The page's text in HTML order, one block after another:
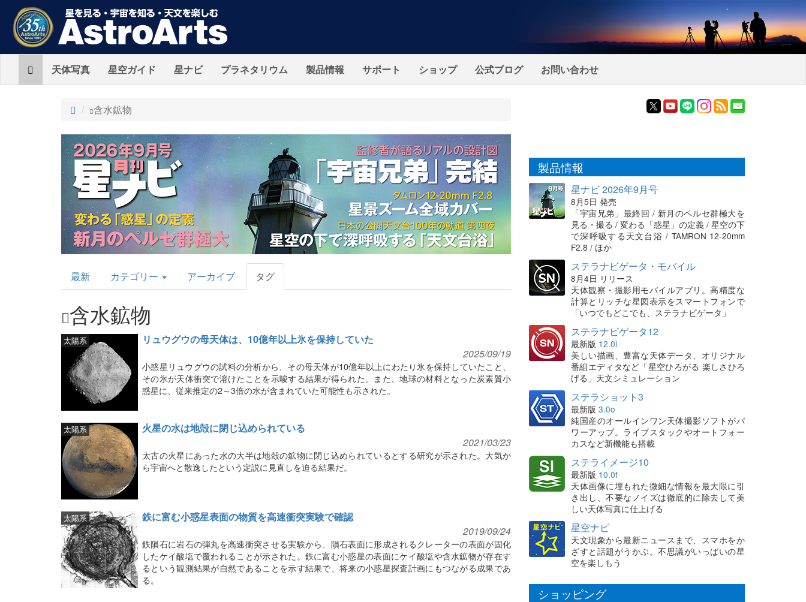
Home天体写真 星空ガイド 星ナビ プラネタリウム 製品情報 サポート ショップ 公式ブログ お問い合わせ
ト
プ
含水鉱物
AstroArts
Topics
最新 カテゴリー アーカイブ タグ
含水鉱物
リュウグウの母天体は、10億年以上氷を保持していた
太陽系
2025/09/19
小惑星リュウグウの試料の分析から、その母天体が10億年以上にわたり氷を保持していたこと、
その氷が天体衝突で溶けたことを示唆する結果が得られた。また、地球の材料となった炭素質小
惑星に、従来推定の2～3倍の水が含まれていた可能性も示された。
火星の水は地殻に閉じ込められている
太陽系
2021/03/23
太古の火星にあった水の大半は地殻の鉱物に閉じ込められているとする研究が示された。大気か
ら宇宙へと散逸したという定説に見直しを迫る結果だ。
鉄に富む小惑星表面の物質を高速衝突実験で確認
太陽系
2019/09/24
鉄隕石に岩石の弾丸を高速衝突させる実験から、隕石表面に形成されるクレーターの表面が固化
したケイ酸塩で覆われることが示された。鉄に富む小惑星の表面にケイ酸塩や含水鉱物が存在す
るという観測結果が自然であることを示す結果で、将来の小惑星探査計画にもつながる成果であ
る。
製品情報
星ナビ 2026年9月号
8月5日 発売
「宇宙兄弟」最終回 / 新月のペルセ群極大を
見る・撮る / 変わる「惑星」の定義 / 星空の下
で深呼吸する天文台浴 / TAMRON 12-20mm
F2.8 / ほか
ステラナビゲータ・モバイル
8月4日 リリース
天体観察・撮影用モバイルアプリ。高精度な
計算とリッチな星図表示をスマートフォンで
「いつでもどこでも、ステラナビゲータ」
ステラナビゲータ12
最新版 12.0i
美しい描画、豊富な天体データ、オリジナル
番組エディタなど「星空ひろがる 楽しさひろ
げる」天文シミュレーション
ステラショット3
最新版 3.0o
純国産のオールインワン天体撮影ソフトがパ
ワーアップ。ライブスタックやオートフォー
カスなど新機能も搭載
ステライメージ10
最新版 10.0f
天体画像に埋もれた微細な情報を最大限に引
き出し、不要なノイズは徹底的に除去して美
しい天体写真に仕上げる
星空ナビ
天文現象から最新ニュースまで、スマホをか
ざすと話題がうかぶ。不思議がいっぱいの星
空を楽しもう
ショッピング